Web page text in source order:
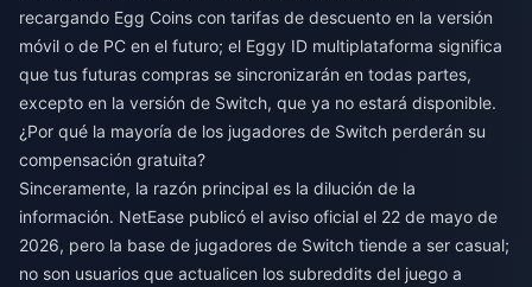
recargando Egg Coins con tarifas de descuento en la versión
móvil o de PC en el futuro; el Eggy ID multiplataforma significa
que tus futuras compras se sincronizarán en todas partes,
excepto en la versión de Switch, que ya no estará disponible.
¿Por qué la mayoría de los jugadores de Switch perderán su
compensación gratuita?
Sinceramente, la razón principal es la dilución de la
información. NetEase publicó el aviso oficial el 22 de mayo de
2026, pero la base de jugadores de Switch tiende a ser casual;
no son usuarios que actualicen los subreddits del juego a